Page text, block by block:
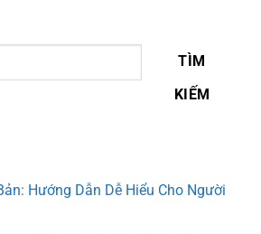
TÌM
KIẾM
Hướng Dẫn Dễ Hiểu Cho Người